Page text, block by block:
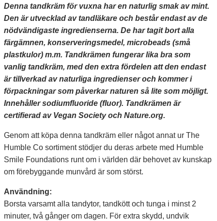
Co
mängd
Denna tandkräm för vuxna har en naturlig smak av mint.
Den är utvecklad av tandläkare och består endast av de
nödvändigaste ingredienserna. De har tagit bort alla
färgämnen, konserveringsmedel, microbeads (små
plastkulor) m.m. Tandkrämen fungerar lika bra som
vanlig tandkräm, med den extra fördelen att den endast
är tillverkad av naturliga ingredienser och kommer i
förpackningar som påverkar naturen så lite som möjligt.
Innehåller sodiumfluoride (fluor). Tandkrämen är
certifierad av Vegan Society och Nature.org.
Genom att köpa denna tandkräm eller något annat ur The
Humble Co sortimentstödjer du deras arbete med Humble
Smile Foundations runt om i världen där behovet av kunskap
om förebyggande munvård är som störst.
Användning:
Borsta varsamt alla tandytor, tandkött och tunga i minst 2
minuter, två gånger om dagen. För extra skydd, undvik